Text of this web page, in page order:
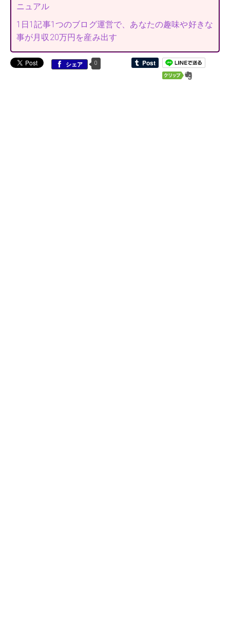
ニュアル
1日1記事1つのブログ運営で、あなたの趣味や好きな
事が月収20万円を産み出す
シェア 0